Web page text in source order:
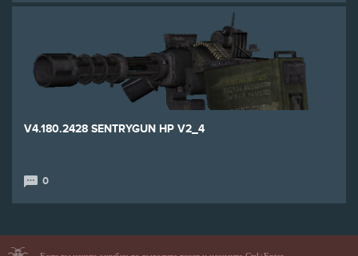
V4.180.2428 SENTRYGUN HP V2_4
0